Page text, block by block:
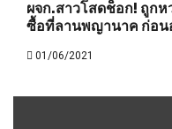
ผจก.สาวโสดช็อก! ถูกห
ซื้อที่ลานพญานาค ก่อน
01/06/2021